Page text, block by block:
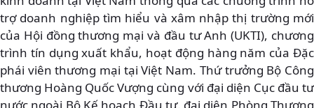
trợ doanh nghiệp tìm hiểu và xâm nhập thị trường mới
của Hội đồng thương mại và đầu tư Anh (UKTI), chương
trình tín dụng xuất khẩu, hoạt động hàng năm của Đặc
phái viên thương mại tại Việt Nam. Thứ trưởng Bộ Công
thương Hoàng Quốc Vượng cùng với đại diện Cục đầu tư
nước ngoài Bộ Kế hoạch Đầu tư, đại diện Phòng Thương